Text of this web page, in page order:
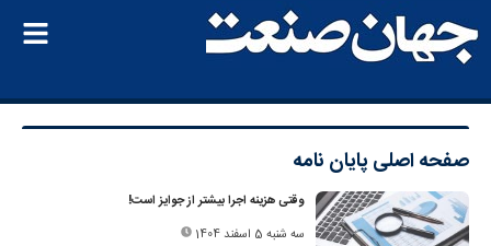
صفحه اصلی پایان‌ نامه
وقتی هزینه‌ اجرا بیشتر از جوایز است!
سه شنبه 5 اسفند 1404